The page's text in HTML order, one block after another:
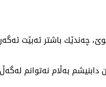
چه‌ندێك باشتر ئه‌بێت
به‌ڵام نه‌توانم